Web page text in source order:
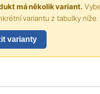
má několik variant.
variantu z tabulky níže.
varianty